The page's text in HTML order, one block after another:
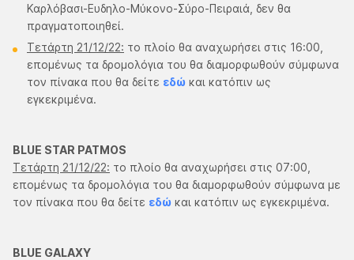
Καρλόβασι-Ευδηλο-Μύκονο-Σύρο-Πειραιά, δεν θα
πραγματοποιηθεί.
Τετάρτη 21/12/22: το πλοίο θα αναχωρήσει στις 16:00,
επομένως τα δρομολόγια του θα διαμορφωθούν σύμφωνα
τον πίνακα που θα δείτε εδώ και κατόπιν ως
εγκεκριμένα.
BLUE STAR PATMOS
Τετάρτη 21/12/22: το πλοίο θα αναχωρήσει στις 07:00,
επομένως τα δρομολόγια του θα διαμορφωθούν σύμφωνα με
τον πίνακα που θα δείτε εδώ και κατόπιν ως εγκεκριμένα.
BLUE GALAXY